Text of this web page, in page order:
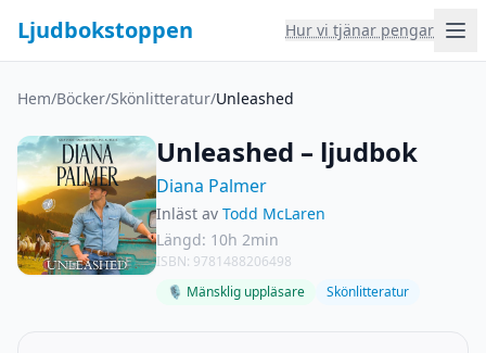
Ljudbokstoppen Hur vi tjänar pengar
Hem/Böcker/Skönlitteratur/Unleashed
Unleashed – ljudbok
Diana Palmer
Inläst av Todd McLaren
Längd: 10h 2min
ISBN: 9781488206498
🎙 Mänsklig uppläsare
Skönlitteratur